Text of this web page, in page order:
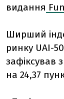
видання
Ширший
ринку UAI-
зафіксував
на 24,37